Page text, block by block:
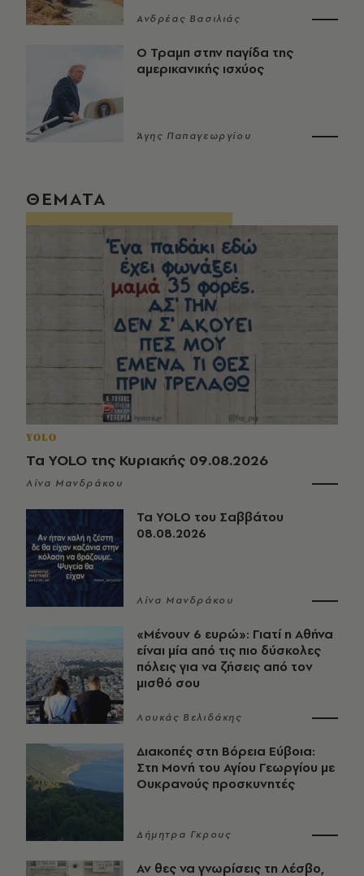
Ανδρέας Βασιλιάς
Ο Τραμπ στην παγίδα της
αμερικανικής ισχύος
Άγης Παπαγεωργίου
ΘΕΜΑΤΑ
YOLO
Τα YOLO της Κυριακής 09.08.2026
Λίνα Μανδράκου
Τα YOLO του Σαββάτου
08.08.2026
Λίνα Μανδράκου
«Μένουν 6 ευρώ»: Γιατί η Αθήνα
είναι μία από τις πιο δύσκολες
πόλεις για να ζήσεις από τον
μισθό σου
Λουκάς Βελιδάκης
Διακοπές στη Βόρεια Εύβοια:
Στη Μονή του Αγίου Γεωργίου με
Ουκρανούς προσκυνητές
Δήμητρα Γκρους
Αν θες να γνωρίσεις τη Λέσβο,